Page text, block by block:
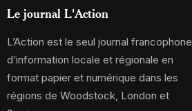
Le journal L'Action
L’Action est le seul journal francophone
d’information locale et régionale en
format papier et numérique dans les
régions de Woodstock, London et